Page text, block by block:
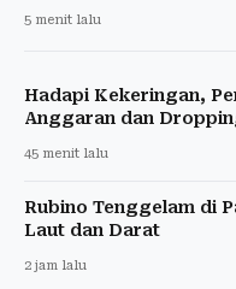
5 menit lalu
Hadapi Kekeringan,
Anggaran dan
45 menit lalu
Rubino Tenggelam di
Laut dan Darat
2 jam lalu